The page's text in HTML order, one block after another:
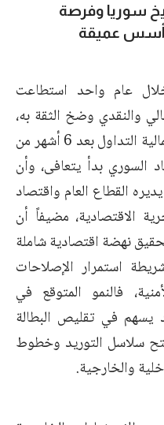
سوريا وفرصة
أسس عميقة
عام واحد استطاعت
والنقدي وضخ الثقة به،
فاستأنفت سوق دمشق للأوراق المالية التداول بعد 6 أشهر من
السوري بدأ يتعافى، وأن
القطاع العام واقتصاد
الاقتصادية، مضيفاً أن
نهضة اقتصادية شاملة
استمرار الإصلاحات
فالنمو المتوقع في
يسهم في تقليص البطالة
سلاسل التوريد وخطوط
والخارجية.